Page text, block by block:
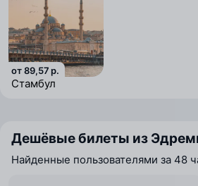
от 89,57 р.
Стамбул
Дешёвые билеты из
Найденные пользователями за 48